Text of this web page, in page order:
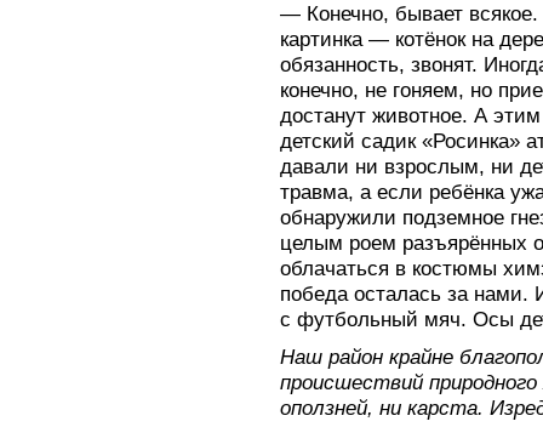
— Конечно, бывает всякое.
картинка — котёнок на
обязанность, звонят.
конечно, не гоняем, но
достанут животное. А
детский садик «Росинка»
давали ни взрослым, ни
травма, а если ребёнка
обнаружили подземное
целым роем разъярённых
облачаться в костюмы
победа осталась за нами.
с футбольный мяч. Осы
Наш район крайне
происшествий
оползней, ни карста.